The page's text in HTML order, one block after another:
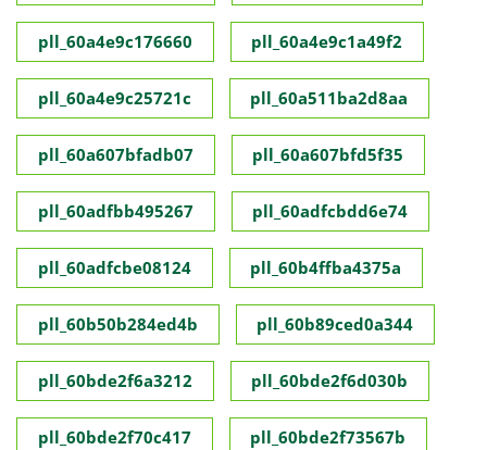
pll_60a4e9c176660 pll_60a4e9c1a49f2
pll_60a4e9c25721c pll_60a511ba2d8aa
pll_60a607bfadb07 pll_60a607bfd5f35
pll_60adfbb495267 pll_60adfcbdd6e74
pll_60adfcbe08124 pll_60b4ffba4375a
pll_60b50b284ed4b pll_60b89ced0a344
pll_60bde2f6a3212 pll_60bde2f6d030b
pll_60bde2f70c417 pll_60bde2f73567b